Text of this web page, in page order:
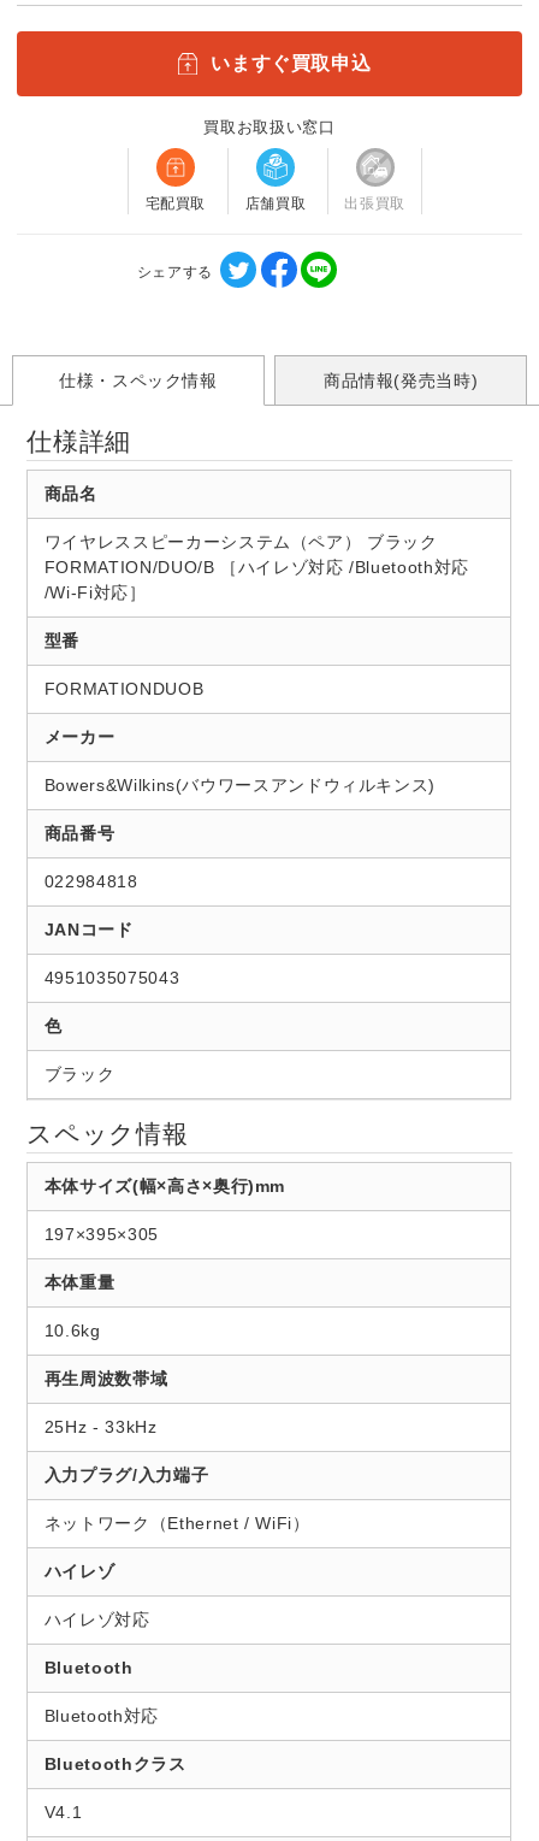
いますぐ買取申込
買取お取扱い窓口
宅配買取 店舗買取 出張買取
シェアする
仕様・スペック情報 商品情報(発売当時)
仕様詳細
商品名
ワイヤレススピーカーシステム（ペア） ブラック
FORMATION/DUO/B ［ハイレゾ対応 /Bluetooth対応
/Wi-Fi対応］
型番
FORMATIONDUOB
メーカー
Bowers&Wilkins(バウワースアンドウィルキンス)
商品番号
022984818
JANコード
4951035075043
色
ブラック
スペック情報
本体サイズ(幅×高さ×奥行)mm
197×395×305
本体重量
10.6kg
再生周波数帯域
25Hz - 33kHz
入力プラグ/入力端子
ネットワーク（Ethernet / WiFi）
ハイレゾ
ハイレゾ対応
Bluetooth
Bluetooth対応
Bluetoothクラス
V4.1